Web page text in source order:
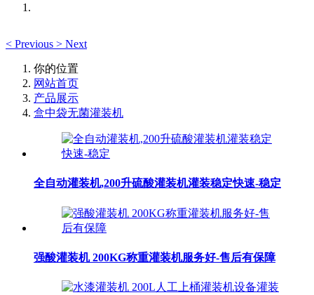
< Previous > Next
你的位置
网站首页
产品展示
盒中袋无菌灌装机
全自动灌装机,200升硫酸灌装机灌装稳定快速-稳定
强酸灌装机 200KG称重灌装机服务好-售后有保障